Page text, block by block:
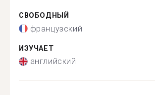
СВОБОДНЫЙ
французский
ИЗУЧАЕТ
английский